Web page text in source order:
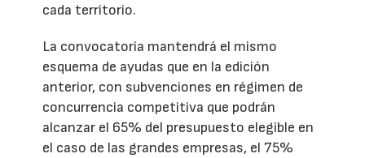
cada territorio.
La convocatoria mantendrá el mismo
esquema de ayudas que en la edición
anterior, con subvenciones en régimen de
concurrencia competitiva que podrán
alcanzar el 65% del presupuesto elegible en
el caso de las grandes empresas, el 75%